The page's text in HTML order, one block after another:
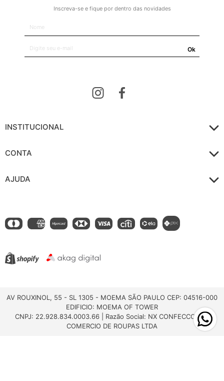
Inscreva-se e fique por dentro das novidades
Ok
INSTITUCIONAL
CONTA
AJUDA
AV ROUXINOL, 55 - SL 1305 - MOEMA SÃO PAULO CEP: 04516-000
EDIFICIO: MOEMA OF TOWER
CNPJ: 22.928.834.0003.66 | Razão Social: NX CONFECCOES E
COMERCIO DE ROUPAS LTDA